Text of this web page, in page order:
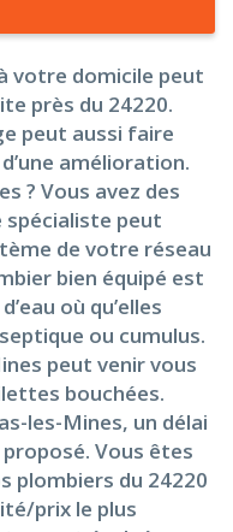
votre domicile peut
près du 24220.
peut aussi faire
amélioration.
? Vous avez des
spécialiste peut
de votre réseau
bien équipé est
où qu’elles
ou cumulus.
peut venir vous
bouchées.
les-Mines, un délai
Vous êtes
plombiers du 24220
prix le plus